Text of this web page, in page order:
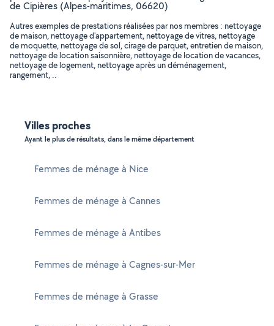
de Cipières (Alpes-maritimes, 06620)
Autres exemples de prestations réalisées par nos membres : nettoyage
de maison, nettoyage d'appartement, nettoyage de vitres, nettoyage
de moquette, nettoyage de sol, cirage de parquet, entretien de maison,
nettoyage de location saisonnière, nettoyage de location de vacances,
nettoyage de logement, nettoyage après un déménagement,
rangement, ..
Villes proches
Ayant le plus de résultats, dans le même département
Femmes de ménage à Nice
Femmes de ménage à Cannes
Femmes de ménage à Antibes
Femmes de ménage à Cagnes-sur-Mer
Femmes de ménage à Grasse